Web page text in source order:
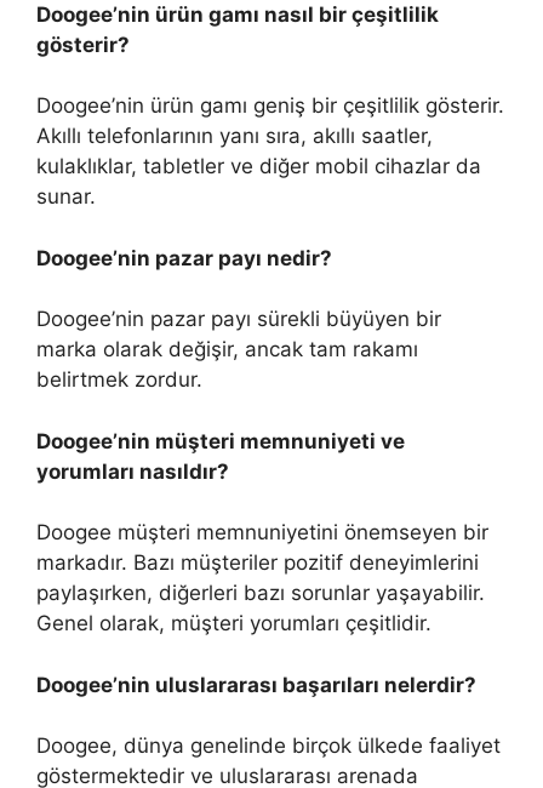
Doogee’nin ürün gamı nasıl bir çeşitlilik
gösterir?
Doogee’nin ürün gamı geniş bir çeşitlilik gösterir.
Akıllı telefonlarının yanı sıra, akıllı saatler,
kulaklıklar, tabletler ve diğer mobil cihazlar da
sunar.
Doogee’nin pazar payı nedir?
Doogee’nin pazar payı sürekli büyüyen bir
marka olarak değişir, ancak tam rakamı
belirtmek zordur.
Doogee’nin müşteri memnuniyeti ve
yorumları nasıldır?
Doogee müşteri memnuniyetini önemseyen bir
markadır. Bazı müşteriler pozitif deneyimlerini
paylaşırken, diğerleri bazı sorunlar yaşayabilir.
Genel olarak, müşteri yorumları çeşitlidir.
Doogee’nin uluslararası başarıları nelerdir?
Doogee, dünya genelinde birçok ülkede faaliyet
göstermektedir ve uluslararası arenada